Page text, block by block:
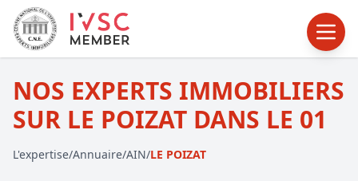
NOS EXPERTS IMMOBILIERS
SUR LE POIZAT DANS LE 01
L'expertise/Annuaire/AIN/LE POIZAT